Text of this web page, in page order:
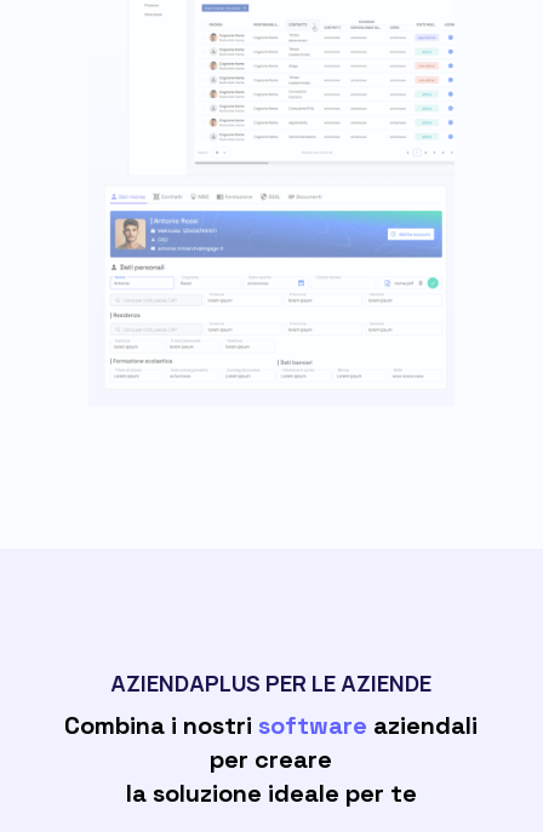
AZIENDAPLUS PER LE AZIENDE
Combina i nostri software aziendali
per creare
la soluzione ideale per te